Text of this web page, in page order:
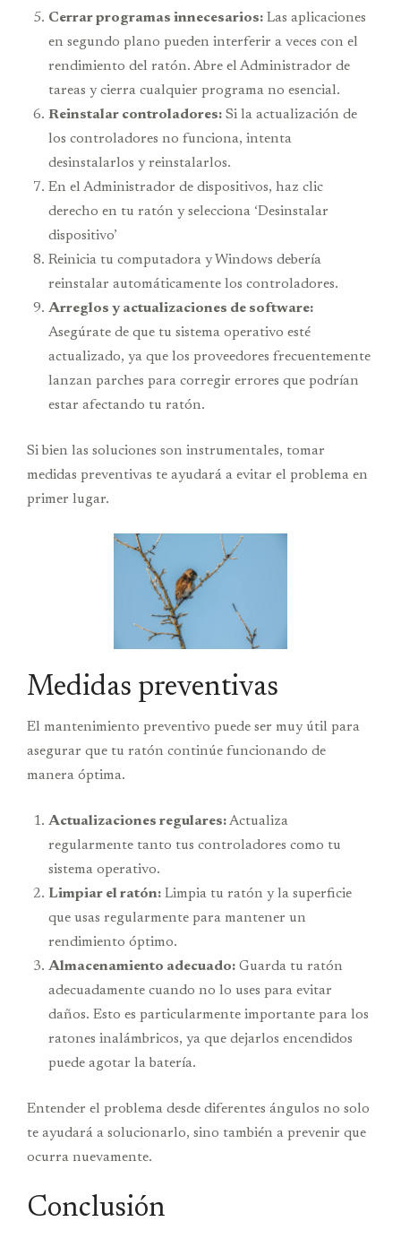
Cerrar programas innecesarios: Las aplicaciones
en segundo plano pueden interferir a veces con el
rendimiento del ratón. Abre el Administrador de
tareas y cierra cualquier programa no esencial.
Reinstalar controladores: Si la actualización de
los controladores no funciona, intenta
desinstalarlos y reinstalarlos.
En el Administrador de dispositivos, haz clic
derecho en tu ratón y selecciona ‘Desinstalar
dispositivo’
Reinicia tu computadora y Windows debería
reinstalar automáticamente los controladores.
Arreglos y actualizaciones de software:
Asegúrate de que tu sistema operativo esté
actualizado, ya que los proveedores frecuentemente
lanzan parches para corregir errores que podrían
estar afectando tu ratón.
Si bien las soluciones son instrumentales, tomar
medidas preventivas te ayudará a evitar el problema en
primer lugar.
Medidas preventivas
El mantenimiento preventivo puede ser muy útil para
asegurar que tu ratón continúe funcionando de
manera óptima.
Actualizaciones regulares:Actualiza
regularmente tanto tus controladores como tu
sistema operativo.
Limpiar el ratón: Limpia tu ratón y la superficie
que usas regularmente para mantener un
rendimiento óptimo.
Almacenamiento adecuado: Guarda tu ratón
adecuadamente cuando no lo uses para evitar
daños. Esto es particularmente importante para los
ratones inalámbricos, ya que dejarlos encendidos
puede agotar la batería.
Entender el problema desde diferentes ángulos no solo
te ayudará a solucionarlo, sino también a prevenir que
ocurra nuevamente.
Conclusión